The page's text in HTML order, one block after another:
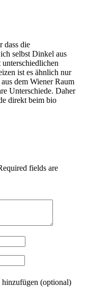
dass die
selbst Dinkel aus
ist es ähnlich nur
dem Wiener Raum
Unterschiede. Daher
direkt beim bio
fields are
(optional)